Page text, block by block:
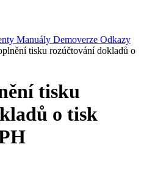
Manuály Demoverze Odkazy
tisku rozúčtování dokladů o
tisku
o tisk